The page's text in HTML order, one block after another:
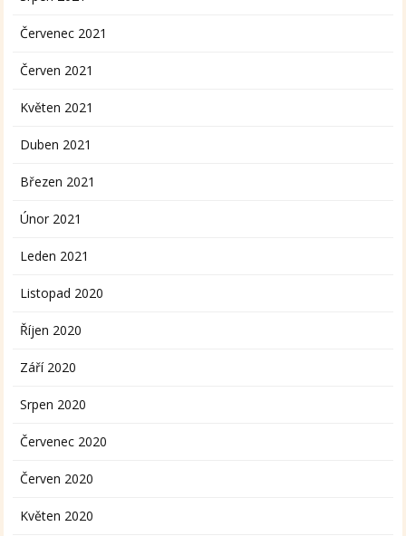
Červenec 2021
Červen 2021
Květen 2021
Duben 2021
Březen 2021
Únor 2021
Leden 2021
Listopad 2020
Říjen 2020
Září 2020
Srpen 2020
Červenec 2020
Červen 2020
Květen 2020